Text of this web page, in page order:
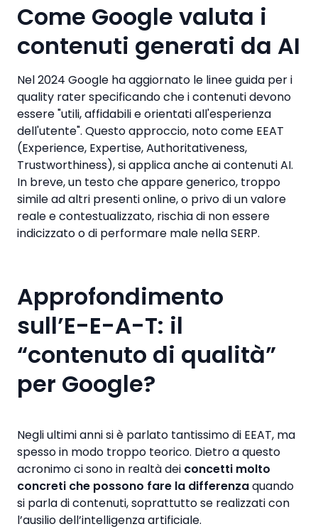
Come Google valuta i
contenuti generati da AI
Nel 2024 Google ha aggiornato le linee guida per i
quality rater specificando che i contenuti devono
essere "utili, affidabili e orientati all'esperienza
dell'utente". Questo approccio, noto come EEAT
(Experience, Expertise, Authoritativeness,
Trustworthiness), si applica anche ai contenuti AI.
In breve, un testo che appare generico, troppo
simile ad altri presenti online, o privo di un valore
reale e contestualizzato, rischia di non essere
indicizzato o di performare male nella SERP.
Approfondimento
sull’E-E-A-T: il
“contenuto di qualità”
per Google?
Negli ultimi anni si è parlato tantissimo di EEAT, ma
spesso in modo troppo teorico. Dietro a questo
acronimo ci sono in realtà dei concetti molto
concreti che possono fare la differenzaquando
si parla di contenuti, soprattutto se realizzati con
l’ausilio dell’intelligenza artificiale.